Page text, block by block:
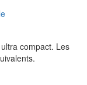
compact. Les